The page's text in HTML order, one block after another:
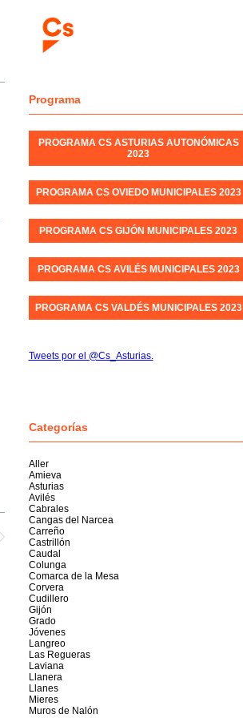
Programa
PROGRAMA CS ASTURIAS AUTONÓMICAS
2023
PROGRAMA CS OVIEDO MUNICIPALES 2023
PROGRAMA CS GIJÓN MUNICIPALES 2023
PROGRAMA CS AVILÉS MUNICIPALES 2023
PROGRAMA CS VALDÉS MUNICIPALES 2023
Tweets por el @Cs_Asturias.
Categorías
Aller
Amieva
Asturias
Avilés
Cabrales
Cangas del Narcea
Carreño
Castrillón
Caudal
Colunga
Comarca de la Mesa
Corvera
Cudillero
Gijón
Grado
Jóvenes
Langreo
Las Regueras
Laviana
Llanera
Llanes
Mieres
Muros de Nalón